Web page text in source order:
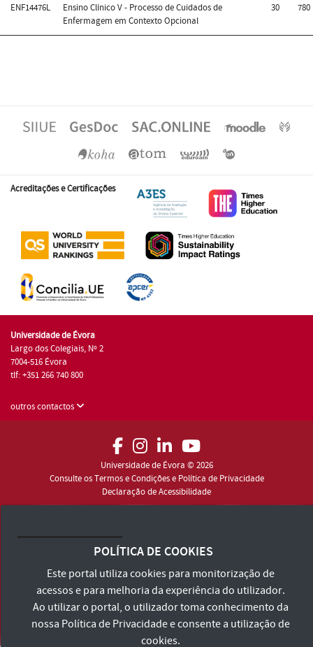
ENF14476L
Ensino Clínico V - Processo de Cuidados de
Enfermagem em Contexto Opcional
30 780
Acreditações e Certificações
Universidade de Évora
Largo dos Colegiais, Nº 2
7004-516 Évora
tlf: +351 266 740 800
outros contactos
Universidade de Évora © 2026
Consulte os Termos e Condições e Política de Privacidade
Declaração de Acessibilidade
POLÍTICA DE COOKIES
Este portal utiliza cookies para monitorização de
acessos e para melhoria da experiência do utilizador.
Ao utilizar o portal, o utilizador toma conhecimento da
nossa Política de Privacidadee consente a utilização de
cookies.